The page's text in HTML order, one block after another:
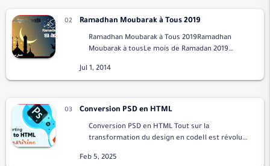
Ramadhan Moubarak à Tous 2019
Ramadhan Moubarak à Tous 2019Ramadhan
Moubarak à tousLe mois de Ramadan 2019
Juin, Incha'Allah.Qu'Allah nous permette de
vivre…
Conversion PSD en HTML
Conversion PSD en HTML Tout sur la
transformation du design en codeIl est révolu
pas exigeante et où renforcer sa présence sur